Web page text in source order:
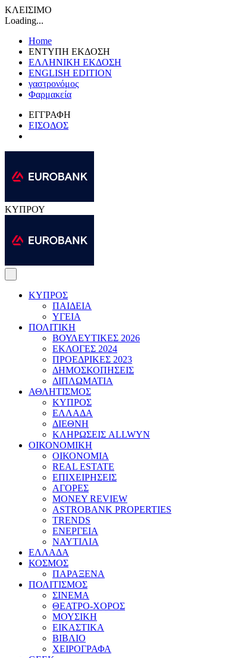
ΚΛΕΙΣΙΜΟ
Loading...
Home
ΕΝΤΥΠΗ ΕΚΔΟΣΗ
ΕΛΛΗΝΙΚΗ ΕΚΔΟΣΗ
ENGLISH EDITION
γαστρονόμος
Φαρμακεία
ΕΓΓΡΑΦΗ
ΕΙΣΟΔΟΣ
ΚΥΠΡΟΥ
ΚΥΠΡΟΣ
ΠΑΙΔΕΙΑ
ΥΓΕΙΑ
ΠΟΛΙΤΙΚΗ
ΒΟΥΛΕΥΤΙΚΕΣ 2026
ΕΚΛΟΓΕΣ 2024
ΠΡΟΕΔΡΙΚΕΣ 2023
ΔΗΜΟΣΚΟΠΗΣΕΙΣ
ΔΙΠΛΩΜΑΤΙΑ
ΑΘΛΗΤΙΣΜΟΣ
ΚΥΠΡΟΣ
ΕΛΛΑΔΑ
ΔΙΕΘΝΗ
ΚΛΗΡΩΣΕΙΣ ALLWYN
ΟΙΚΟΝΟΜΙΚΗ
ΟΙΚΟΝΟΜΙΑ
REAL ESTATE
ΕΠΙΧΕΙΡΗΣΕΙΣ
ΑΓΟΡΕΣ
MONEY REVIEW
ASTROBANK PROPERTIES
TRENDS
ΕΝΕΡΓΕΙΑ
ΝΑΥΤΙΛΙΑ
ΕΛΛΑΔΑ
ΚΟΣΜΟΣ
ΠΑΡΑΞΕΝΑ
ΠΟΛΙΤΙΣΜΟΣ
ΣΙΝΕΜΑ
ΘΕΑΤΡΟ-ΧΟΡΟΣ
ΜΟΥΣΙΚΗ
ΕΙΚΑΣΤΙΚΑ
ΒΙΒΛΙΟ
ΧΕΙΡΟΓΡΑΦΑ